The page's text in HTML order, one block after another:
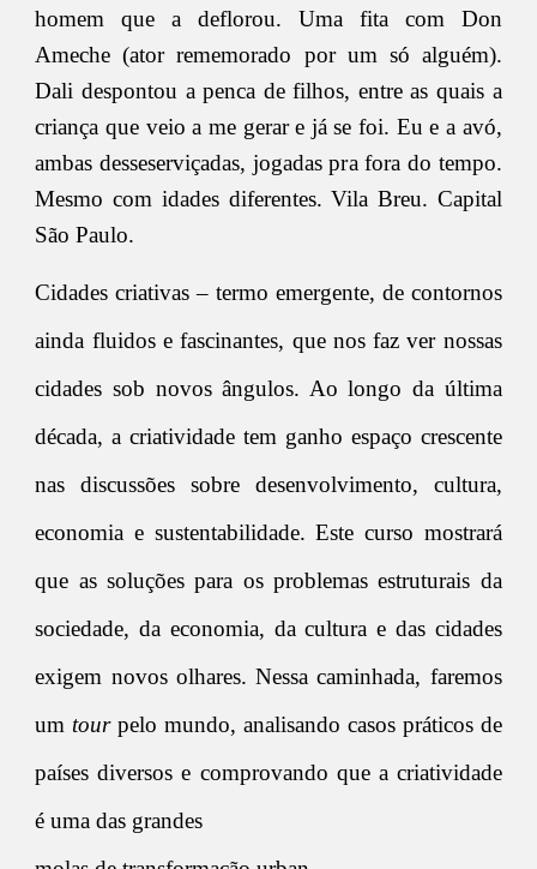
homem que a deflorou. Uma fita com Don
Ameche (ator rememorado por um só alguém).
Dali despontou a penca de filhos, entre as quais a
criança que veio a me gerar e já se foi. Eu e a avó,
ambas desseserviçadas, jogadas pra fora do tempo.
Mesmo com idades diferentes. Vila Breu. Capital
São Paulo.
Cidades criativas – termo emergente, de contornos
ainda fluidos e fascinantes, que nos faz ver nossas
cidades sob novos ângulos. Ao longo da última
década, a criatividade tem ganho espaço crescente
nas discussões sobre desenvolvimento, cultura,
economia e sustentabilidade. Este curso mostrará
que as soluções para os problemas estruturais da
sociedade, da economia, da cultura e das cidades
exigem novos olhares. Nessa caminhada, faremos
um tourpelo mundo, analisando casos práticos de
países diversos e comprovando que a criatividade
é uma das grandes